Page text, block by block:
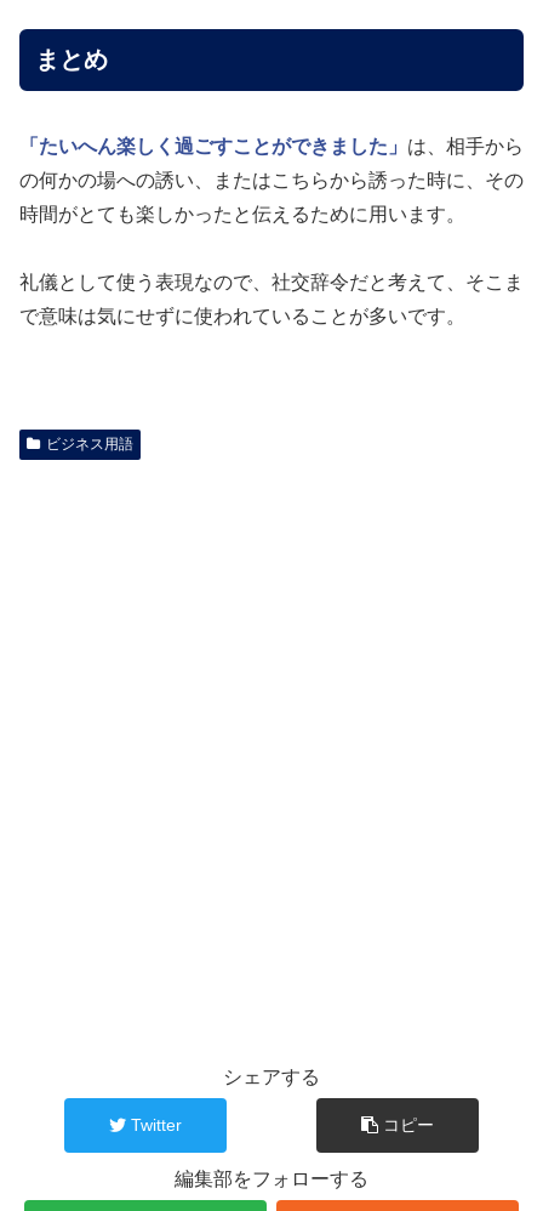
まとめ
「たいへん楽しく過ごすことができました」 は、相手から
の何かの場への誘い、またはこちらから誘った時に、その
時間がとても楽しかったと伝えるために用います。
礼儀として使う表現なので、社交辞令だと考えて、そこま
で意味は気にせずに使われていることが多いです。
ビジネス用語
シェアする
Twitter コピー
編集部をフォローする